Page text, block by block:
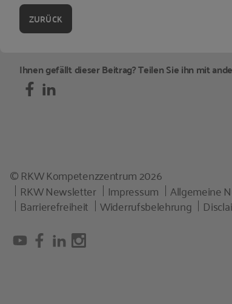
ZURÜCK
Ihnen gefällt dieser Beitrag? Teilen Sie ihn mit
© RKW Kompetenzzentrum 2026
RKW Newsletter
Impressum Allgemeine
Barrierefreiheit Widerrufsbelehrung